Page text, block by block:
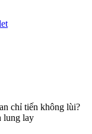
chỉ tiến không lùi?
lung lay